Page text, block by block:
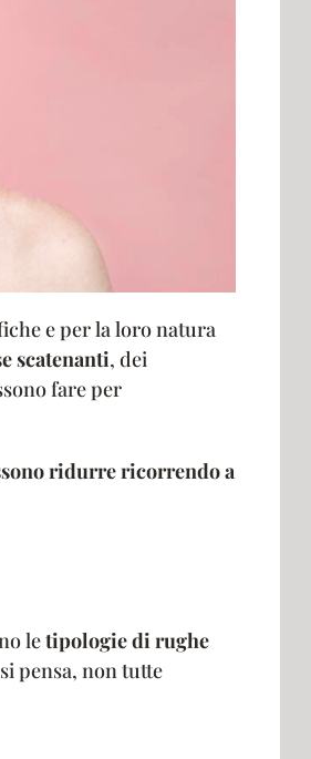
e per la loro natura
scatenanti, dei
fare per
ridurre ricorrendo a
letipologie di rughe
pensa, non tutte